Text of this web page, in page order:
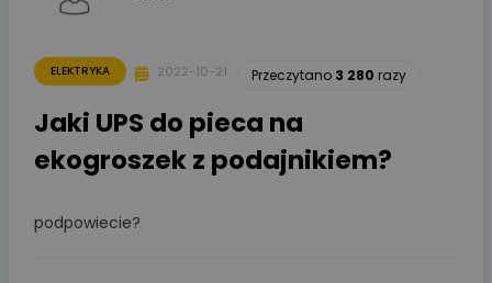
ELEKTRYKA 2022-10-21 Przeczytano 3 280 razy
Jaki UPS do pieca na
ekogroszek z podajnikiem?
podpowiecie?